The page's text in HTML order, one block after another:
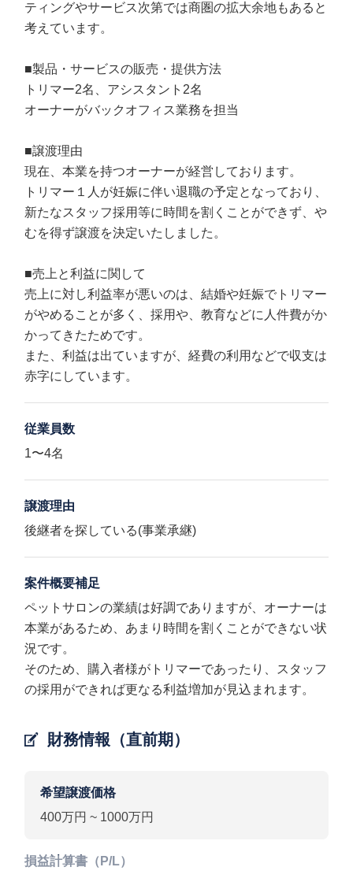
ティングやサービス次第では商圏の拡大余地もあると
考えています。
■製品・サービスの販売・提供方法
トリマー2名、アシスタント2名
オーナーがバックオフィス業務を担当
■譲渡理由
現在、本業を持つオーナーが経営しております。
トリマー１人が妊娠に伴い退職の予定となっており、
新たなスタッフ採用等に時間を割くことができず、や
むを得ず譲渡を決定いたしました。
■売上と利益に関して
売上に対し利益率が悪いのは、結婚や妊娠でトリマー
がやめることが多く、採用や、教育などに人件費がか
かってきたためです。
また、利益は出ていますが、経費の利用などで収支は
赤字にしています。
従業員数
1〜4名
譲渡理由
後継者を探している(事業承継)
案件概要補足
ペットサロンの業績は好調でありますが、オーナーは
本業があるため、あまり時間を割くことができない状
況です。
そのため、購入者様がトリマーであったり、スタッフ
の採用ができれば更なる利益増加が見込まれます。
財務情報（直前期）
希望譲渡価格
400万円 ~ 1000万円
損益計算書（P/L）